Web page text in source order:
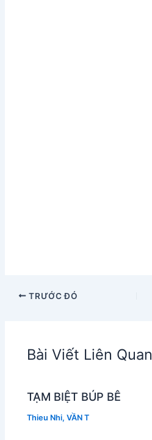
TRƯỚC ĐÓ
Bài Viết Liên Quan
TẠM BIỆT BÚP BÊ
Thieu Nhi,VẦN T